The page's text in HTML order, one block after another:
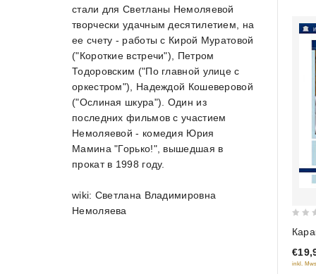
out
of
5
inkl.
стали для Светланы Немоляевой
творчески удачным десятилетием, на
ее счету - работы с Кирой Муратовой
("Короткие встречи"), Петром
Тодоровским ("По главной улице с
оркестром"), Надеждой Кошеверовой
("Ослиная шкура"). Один из
последних фильмов с участием
Немоляевой - комедия Юрия
Мамина "Горько!", вышедшая в
прокат в 1998 году.
wiki: Светлана Владимировна
Немоляева